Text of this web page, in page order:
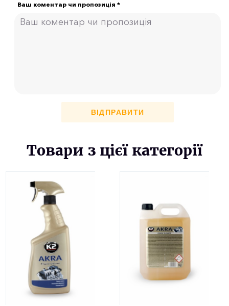
Ваш коментар чи пропозиція *
ВІДПРАВИТИ
Товари з цієї категорії